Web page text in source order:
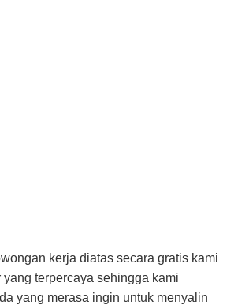
kerja diatas secara gratis kami
terpercaya sehingga kami
yang merasa ingin untuk menyalin